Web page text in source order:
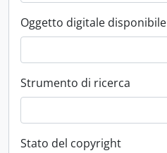
Oggetto digitale disponibile
Strumento di ricerca
Stato del copyright